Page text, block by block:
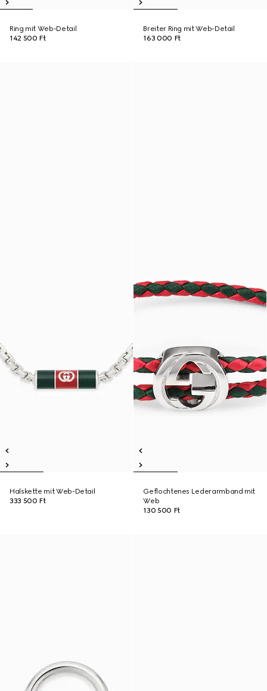
Ring mit Web-Detail
142 500 Ft
Breiter Ring mit Web-Detail
163 000 Ft
Halskette mit Web-Detail
333 500 Ft
Geflochtenes Lederarmband mit
Web
130 500 Ft